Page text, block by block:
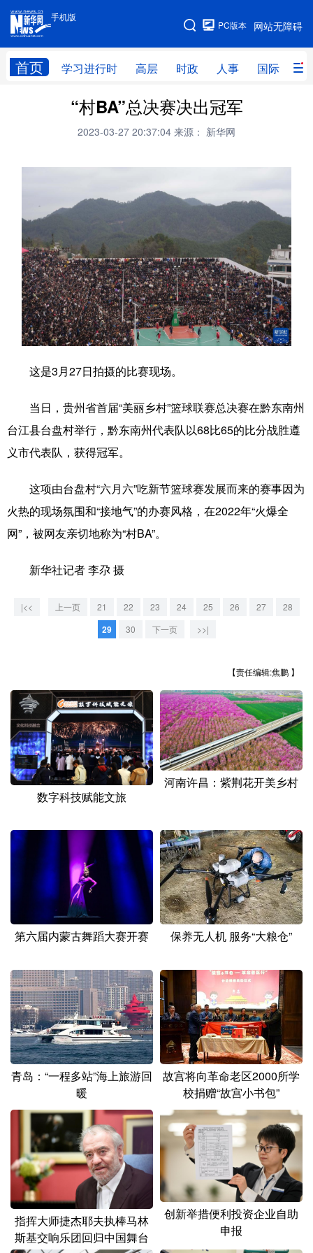
手机版
网站无障碍
PC版本
首页 学习进行时 高层 时政 人事 国际 财
手机版
网站地图
高层 时政
财经 网评
台湾 思客智库 全球连线 教育
体育
文化 书画 军事
访谈 视频 政务
法律 中央文件 金融 汽车
食品 人居 信息化 数字经济
学术中国 乡村振兴 银龄 溯源中国
城市 旅游
娱乐 时尚
公益 一带一路 亚太网 上市公司
文化产业
地方频道
北京 天津
辽宁 吉林
安徽 福建 江西
河南 湖北
四川 贵州 云南 西藏
陕西 甘肃 青海 宁夏
新疆 内蒙古 黑龙江
多语种频道
English Español Français عربى
Русский язык 日本語 한국어
Deutsch Português
“村BA”总决赛决出冠军
2023-03-27 20:37:04 来源： 新华网
这是3月27日拍摄的比赛现场。
当日，贵州省首届“美丽乡村”篮球联赛总决赛在黔东南州
台江县台盘村举行，黔东南州代表队以68比65的比分战胜遵
义市代表队，获得冠军。
这项由台盘村“六月六”吃新节篮球赛发展而来的赛事因为
火热的现场氛围和“接地气”的办赛风格，在2022年“火爆全
网”，被网友亲切地称为“村BA”。
新华社记者 李尕 摄
|<< 上一页 21 22 23 24 25 26 27 28
29 30 下一页 >>|
【责任编辑:焦鹏 】
数字科技赋能文旅
河南许昌：紫荆花开美乡村
第六届内蒙古舞蹈大赛开赛 保养无人机 服务“大粮仓”
青岛：“一程多站”海上旅游回
暖
故宫将向革命老区2000所学
校捐赠“故宫小书包”
指挥大师捷杰耶夫执棒马林
斯基交响乐团回归中国舞台
创新举措便利投资企业自助
申报